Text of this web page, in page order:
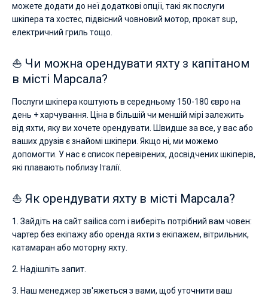
можете додати до неї додаткові опції, такі як послуги
шкіпера та хостес, підвісний човновий мотор, прокат sup,
електричний гриль тощо.
⛵ Чи можна орендувати яхту з капітаном
в місті Марсала?
Послуги шкіпера коштують в середньому 150-180 євро на
день + харчування. Ціна в більшій чи меншій мірі залежить
від яхти, яку ви хочете орендувати. Швидше за все, у вас або
ваших друзів є знайомі шкіпери. Якщо ні, ми можемо
допомогти. У нас є список перевірених, досвідчених шкіперів,
які плавають поблизу Італії.
⛵ Як орендувати яхту в місті Марсала?
1. Зайдіть на сайт sailica.com і виберіть потрібний вам човен:
чартер без екіпажу або оренда яхти з екіпажем, вітрильник,
катамаран або моторну яхту.
2. Надішліть запит.
3. Наш менеджер зв'яжеться з вами, щоб уточнити ваш